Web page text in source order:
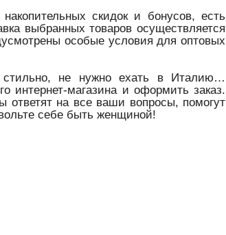
скидок и бонусов, есть
выбранных товаров осуществляется
особые условия для оптовых
стильно, не нужно ехать в Италию…
интернет-магазина и оформить заказ.
ответят на все ваши вопросы, помогут
себе быть женщиной!